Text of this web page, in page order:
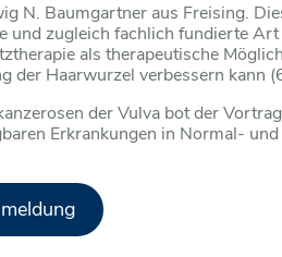
N. Baumgartner aus Freising.
und zugleich fachlich fundierte
als therapeutische
der Haarwurzel verbessern kann
der Vulva bot der
Erkrankungen in Normal-